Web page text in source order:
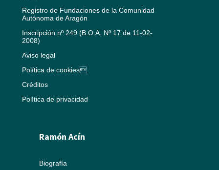
Registro de Fundaciones de la Comunidad
Autónoma de Aragón
Inscripción nº 249 (B.O.A. Nº 17 de 11-02-
2008)
Aviso legal
Política de cookies
Créditos
Política de privacidad
Ramón Acín
Biografía